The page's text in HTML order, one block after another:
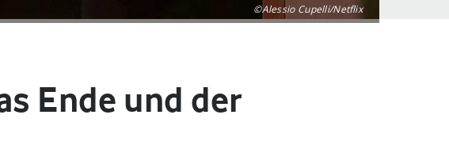
©Alessio Cupelli/Netflix
Ende und der